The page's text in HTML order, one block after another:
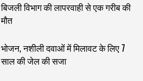
बिजली विभाग की लापरवाही से एक गरीब की
मौत
भोजन, नशीली दवाओं में मिलावट के लिए 7
साल की जेल की सजा